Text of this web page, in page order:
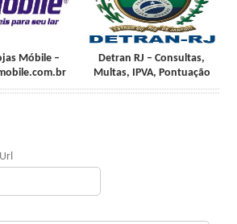
Móbile –
Detran RJ – Consultas,
Multas, IPVA, Pontuação